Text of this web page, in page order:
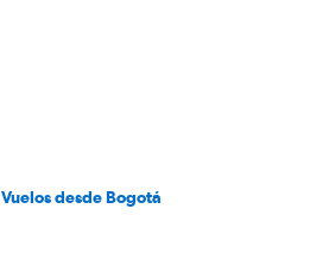
Vuelos desde Bogotá